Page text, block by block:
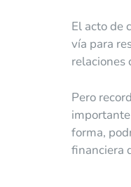
El acto de
vía para
relaciones
Pero
forma,
financiera